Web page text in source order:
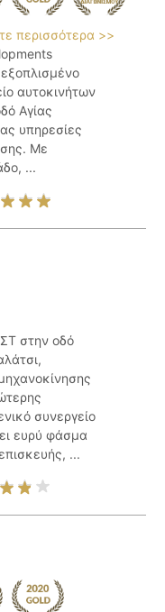
περισσότερα >>
αυτοκινήτων
Αγίας
υπηρεσίες
Με
...
στην οδό
συνεργείο
ευρύ φάσμα
...